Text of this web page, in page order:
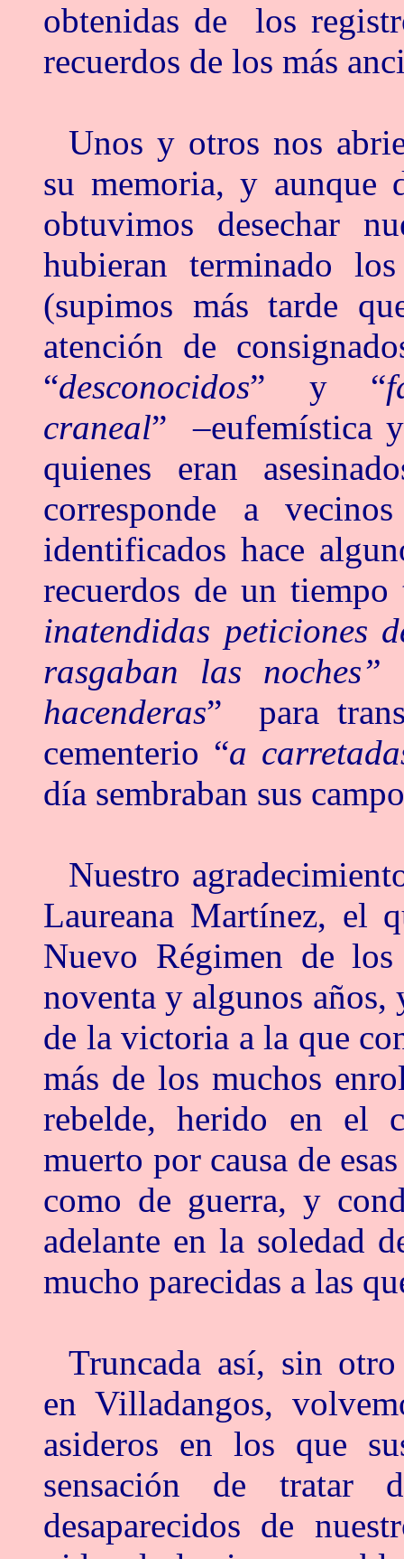
obtenidas de los
recuerdos de los más
Unos y otros nos
su memoria, y aunque
obtuvimos desechar
hubieran terminado
(supimos más tarde
atención de
“desconocidos” y “
craneal” –eufemística
quienes eran
corresponde a
identificados hace
recuerdos de un
inatendidas peticiones
rasgaban las noches”
hacenderas” para
cementerio “a
día sembraban sus
Nuestro
Laureana Martínez, el
Nuevo Régimen de
noventa y algunos
de la victoria a la que
más de los muchos
rebelde, herido en el
muerto por causa de
como de guerra, y
adelante en la soledad
mucho parecidas a las
Truncada así, sin
en Villadangos,
asideros en los que
sensación de
desaparecidos de